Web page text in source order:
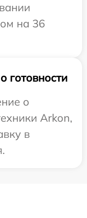
на 36
готовности
о
Arkon,
в